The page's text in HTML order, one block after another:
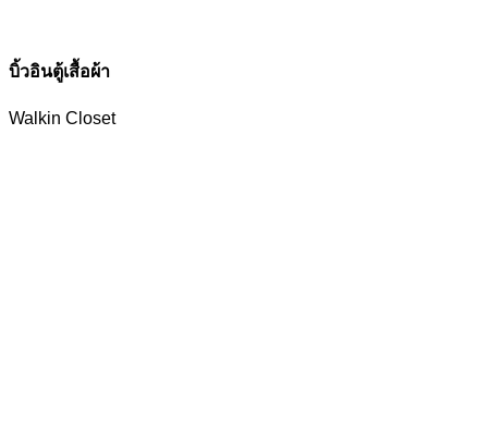
บิ้วอินตู้เสื้อผ้า
Walkin Closet